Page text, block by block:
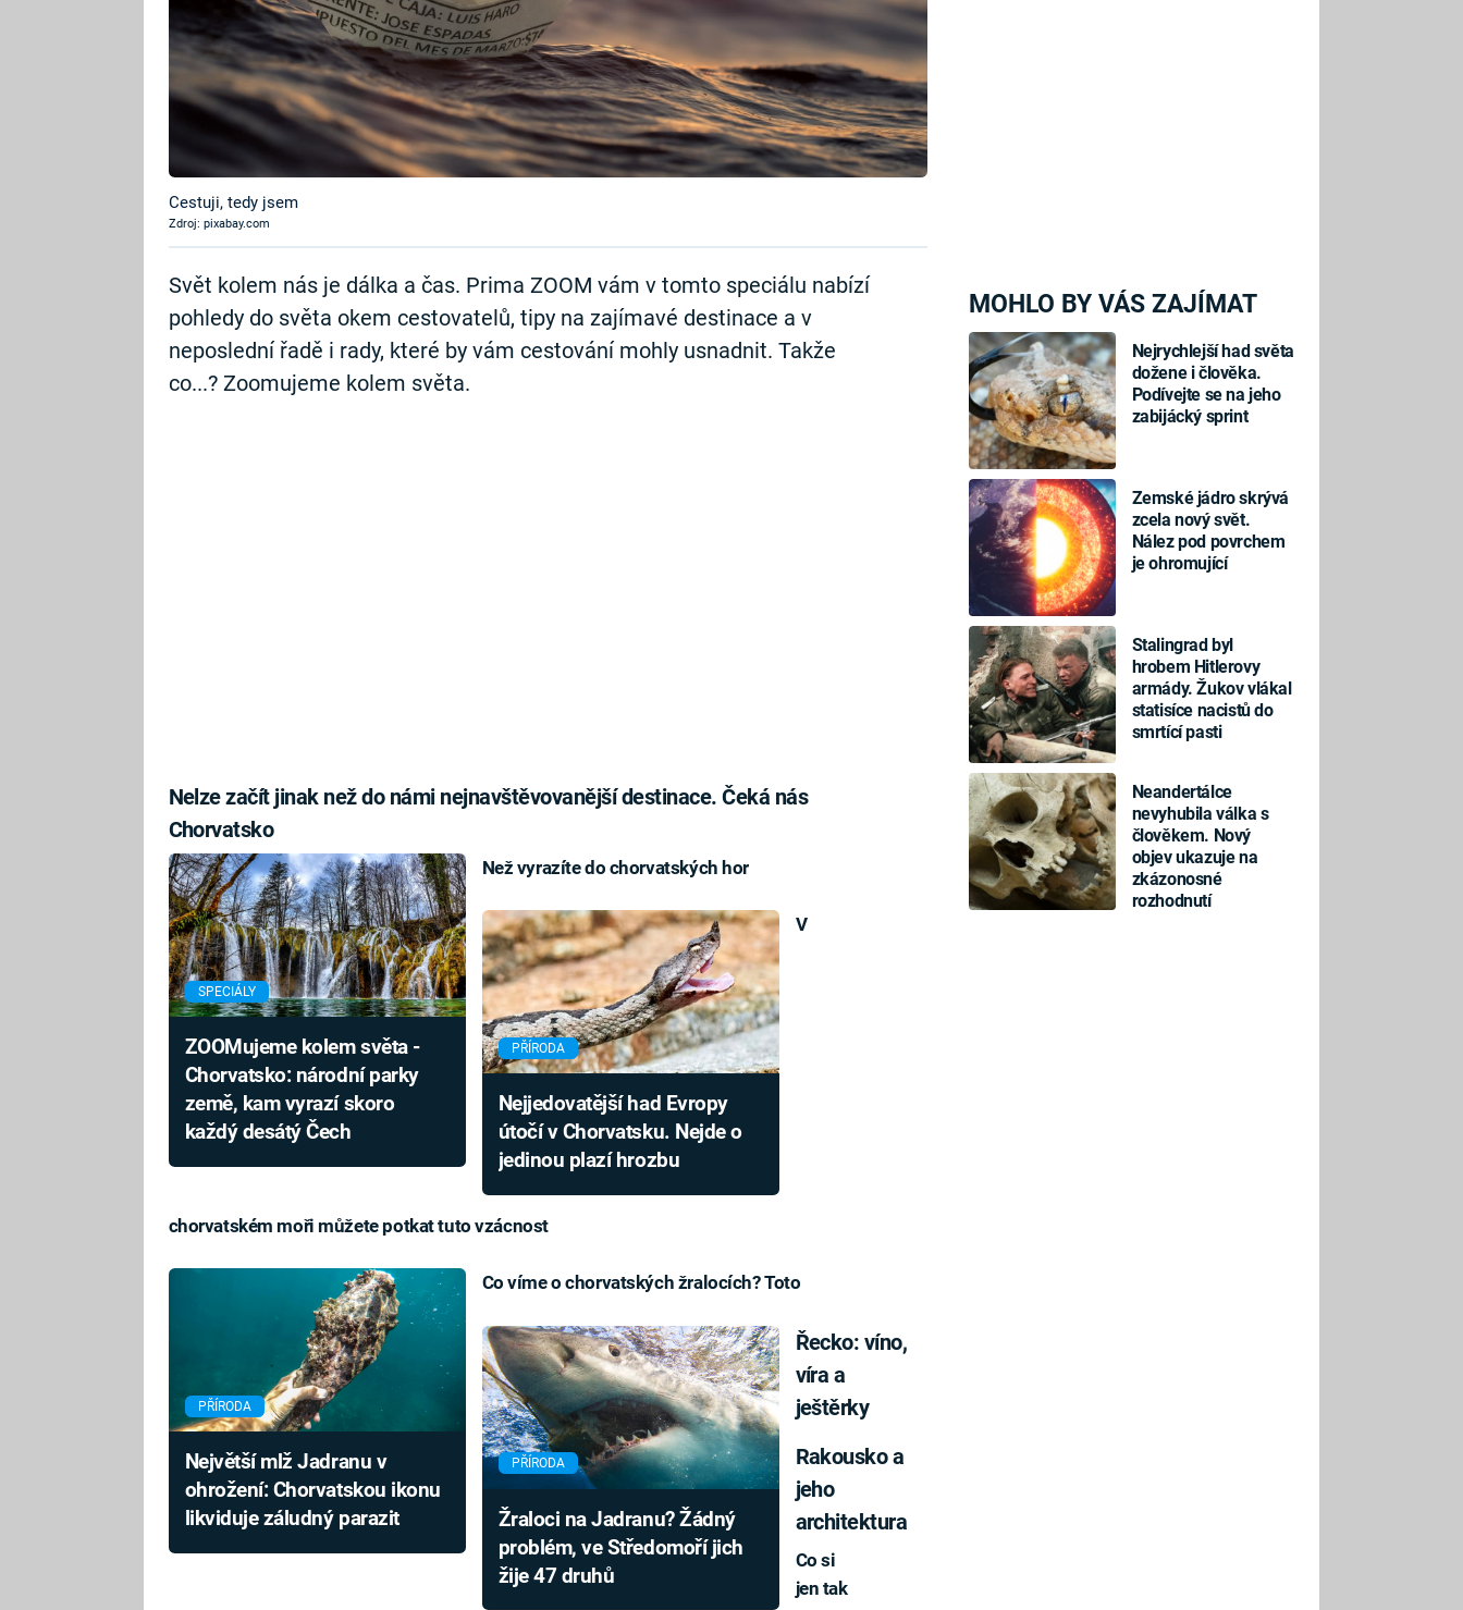
MOHLO BY VÁS ZAJÍMAT
Nejrychlejší had světa
dožene i člověka.
Podívejte se na jeho
zabijácký sprint
Zemské jádro skrývá
zcela nový svět.
Nález pod povrchem
je ohromující
Stalingrad byl
hrobem Hitlerovy
armády. Žukov vlákal
statisíce nacistů do
smrtící pasti
Neandertálce
nevyhubila válka s
člověkem. Nový
objev ukazuje na
zkázonosné
rozhodnutí
Cestuji, tedy jsem
Zdroj: pixabay.com
Svět kolem nás je dálka a čas. Prima ZOOM vám v tomto speciálu nabízí
pohledy do světa okem cestovatelů, tipy na zajímavé destinace a v
neposlední řadě i rady, které by vám cestování mohly usnadnit. Takže
co...? Zoomujeme kolem světa.
Nelze začít jinak než do námi nejnavštěvovanější destinace. Čeká nás
Chorvatsko
SPECIÁLY
ZOOMujeme kolem světa -
Chorvatsko: národní parky
země, kam vyrazí skoro
každý desátý Čech
Než vyrazíte do chorvatských hor
PŘÍRODA
Nejjedovatější had Evropy
útočí v Chorvatsku. Nejde o
jedinou plazí hrozbu
V
chorvatském moři můžete potkat tuto vzácnost
PŘÍRODA
Největší mlž Jadranu v
ohrožení: Chorvatskou ikonu
likviduje záludný parazit
Co víme o chorvatských žralocích? Toto
PŘÍRODA
Žraloci na Jadranu? Žádný
problém, ve Středomoří jich
žije 47 druhů
Řecko: víno,
víra a
ještěrky
Rakousko a
jeho
architektura
Co si
jen tak